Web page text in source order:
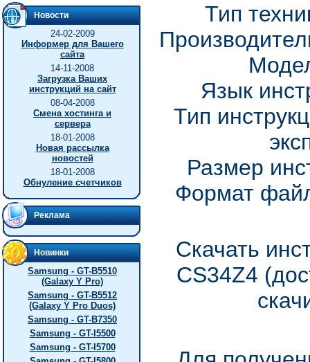
Новости
24-02-2009
Информер для Вашего
сайта
14-11-2008
Загрузка Ваших
инструкций на сайт
08-04-2008
Смена хостинга и
сервера
18-01-2008
Новая рассылка
новостей
18-01-2008
Обнуление счетчиков
Реклама
Новинки
Samsung - GT-B5510
(Galaxy Y Pro)
Samsung - GT-B5512
(Galaxy Y Pro Duos)
Samsung - GT-B7350
Samsung - GT-I5500
Samsung - GT-I5700
Тип
Язык
Тип
Размер
Формат
Скачать
CS34Z4